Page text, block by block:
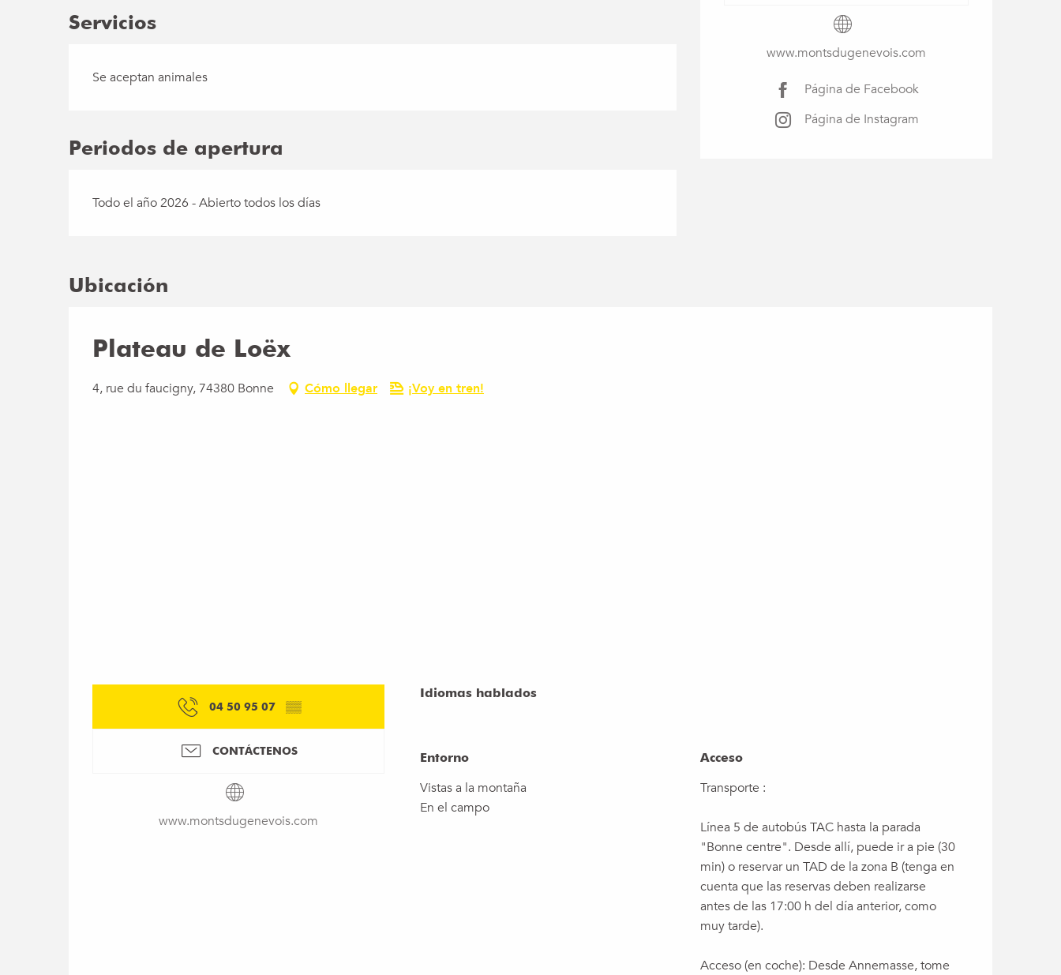
www.montsdugenevois.com
Página de Facebook
Página de Instagram
Servicios
Se aceptan animales
Periodos de apertura
Todo el año 2026 - Abierto todos los días
Ubicación
Plateau de Loëx
4, rue du faucigny, 74380 Bonne Cómo llegar ¡Voy en tren!
04 50 95 07 ▒▒
CONTÁCTENOS
www.montsdugenevois.com
Idiomas hablados
Idiomas hablados
Entorno
Entorno
Vistas a la montaña
En el campo
Acceso
Acceso
Transporte :
Línea 5 de autobús TAC hasta la parada
"Bonne centre". Desde allí, puede ir a pie (30
min) o reservar un TAD de la zona B (tenga en
cuenta que las reservas deben realizarse
antes de las 17:00 h del día anterior, como
muy tarde).
Acceso (en coche): Desde Annemasse, tome